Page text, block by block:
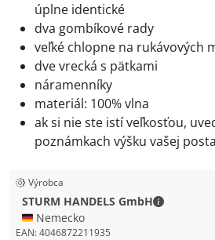
úplne identické
dva gombíkové rady
veľké chlopne na rukávových
dve vrecká s pätkami
náramenníky
materiál: 100% vlna
ak si nie ste istí veľkosťou,
poznámkach výšku vašej
Výrobca
STURM HANDELS GmbH
STURM
🇩🇪 Nemecko
EAN:4046872211935